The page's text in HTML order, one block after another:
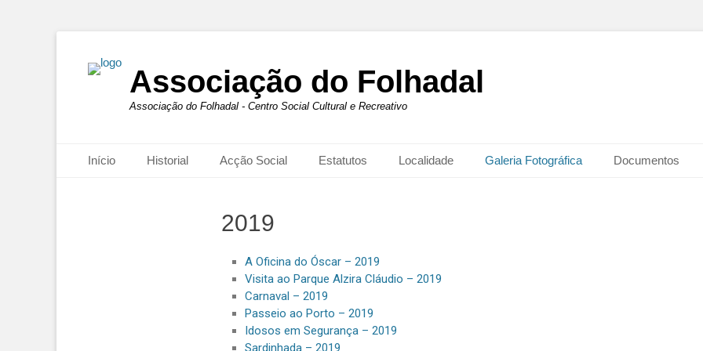
Associação do Folhadal
Associação do Folhadal - Centro Social Cultural e Recreativo
Primary Menu
Início Historial Acção Social Estatutos Localidade Galeria Fotográfica Documentos
2019
A Oficina do Óscar – 2019
Visita ao Parque Alzira Cláudio – 2019
Carnaval – 2019
Passeio ao Porto – 2019
Idosos em Segurança – 2019
Sardinhada – 2019